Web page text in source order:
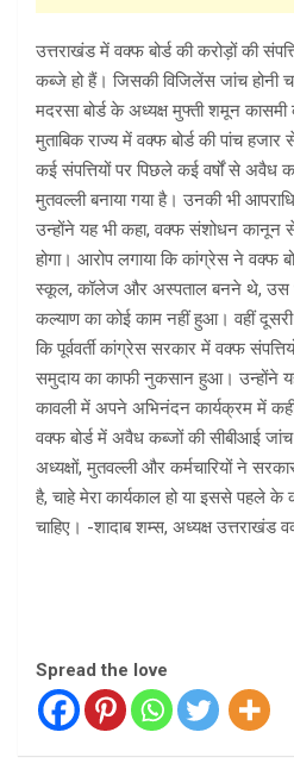
उत्तराखंड में वक्फ बोर्ड की करोड़ों की
कब्जे हो हैं। जिसकी विजिलेंस जांच होनी
मदरसा बोर्ड के अध्यक्ष मुफ्ती शमून
मुताबिक राज्य में वक्फ बोर्ड की पांच
कई संपत्तियों पर पिछले कई वर्षों से अवैध
मुतवल्ली बनाया गया है। उनकी भी
उन्होंने यह भी कहा, वक्फ संशोधन कानून
होगा। आरोप लगाया कि कांग्रेस ने वक्फ
स्कूल, कॉलेज और अस्पताल बनने थे, उस
कल्याण का कोई काम नहीं हुआ। वहीं
कि पूर्ववर्ती कांग्रेस सरकार में वक्फ
समुदाय का काफी नुकसान हुआ। उन्होंने
कावली में अपने अभिनंदन कार्यक्रम में
वक्फ बोर्ड में अवैध कब्जों की सीबीआई जांच
अध्यक्षों, मुतवल्ली और कर्मचारियों ने
है, चाहे मेरा कार्यकाल हो या इससे पहले के
चाहिए। -शादाब शम्स, अध्यक्ष उत्तराखंड
Spread the love